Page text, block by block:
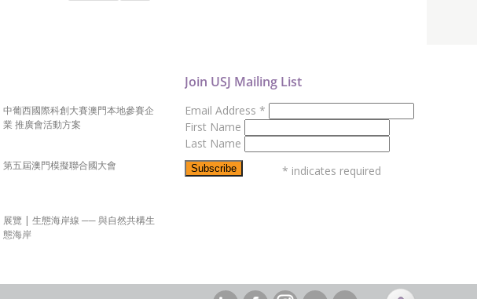
中葡西國際科創大賽澳門本地參賽企
業 推廣會活動方案
第五屆澳門模擬聯合國大會
展覽 | 生態海岸線 ── 與自然共構生
態海岸
Join USJ Mailing List
Email Address *
First Name
Last Name
* indicates required